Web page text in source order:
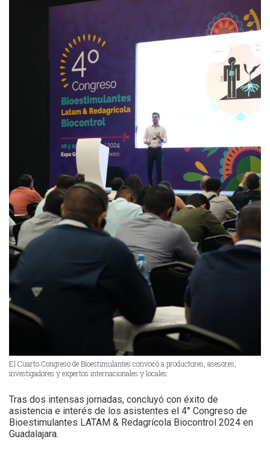
El Cuarto Congreso de Bioestimulantes convocó a productores, asesores,
investigadores y expertos internacionales y locales
Tras dos intensas jornadas, concluyó con éxito de
asistencia e interés de los asistentes el 4° Congreso de
Bioestimulantes LATAM & Redagrícola Biocontrol 2024 en
Guadalajara.